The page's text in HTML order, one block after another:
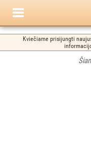
Kviečiame prisijungti